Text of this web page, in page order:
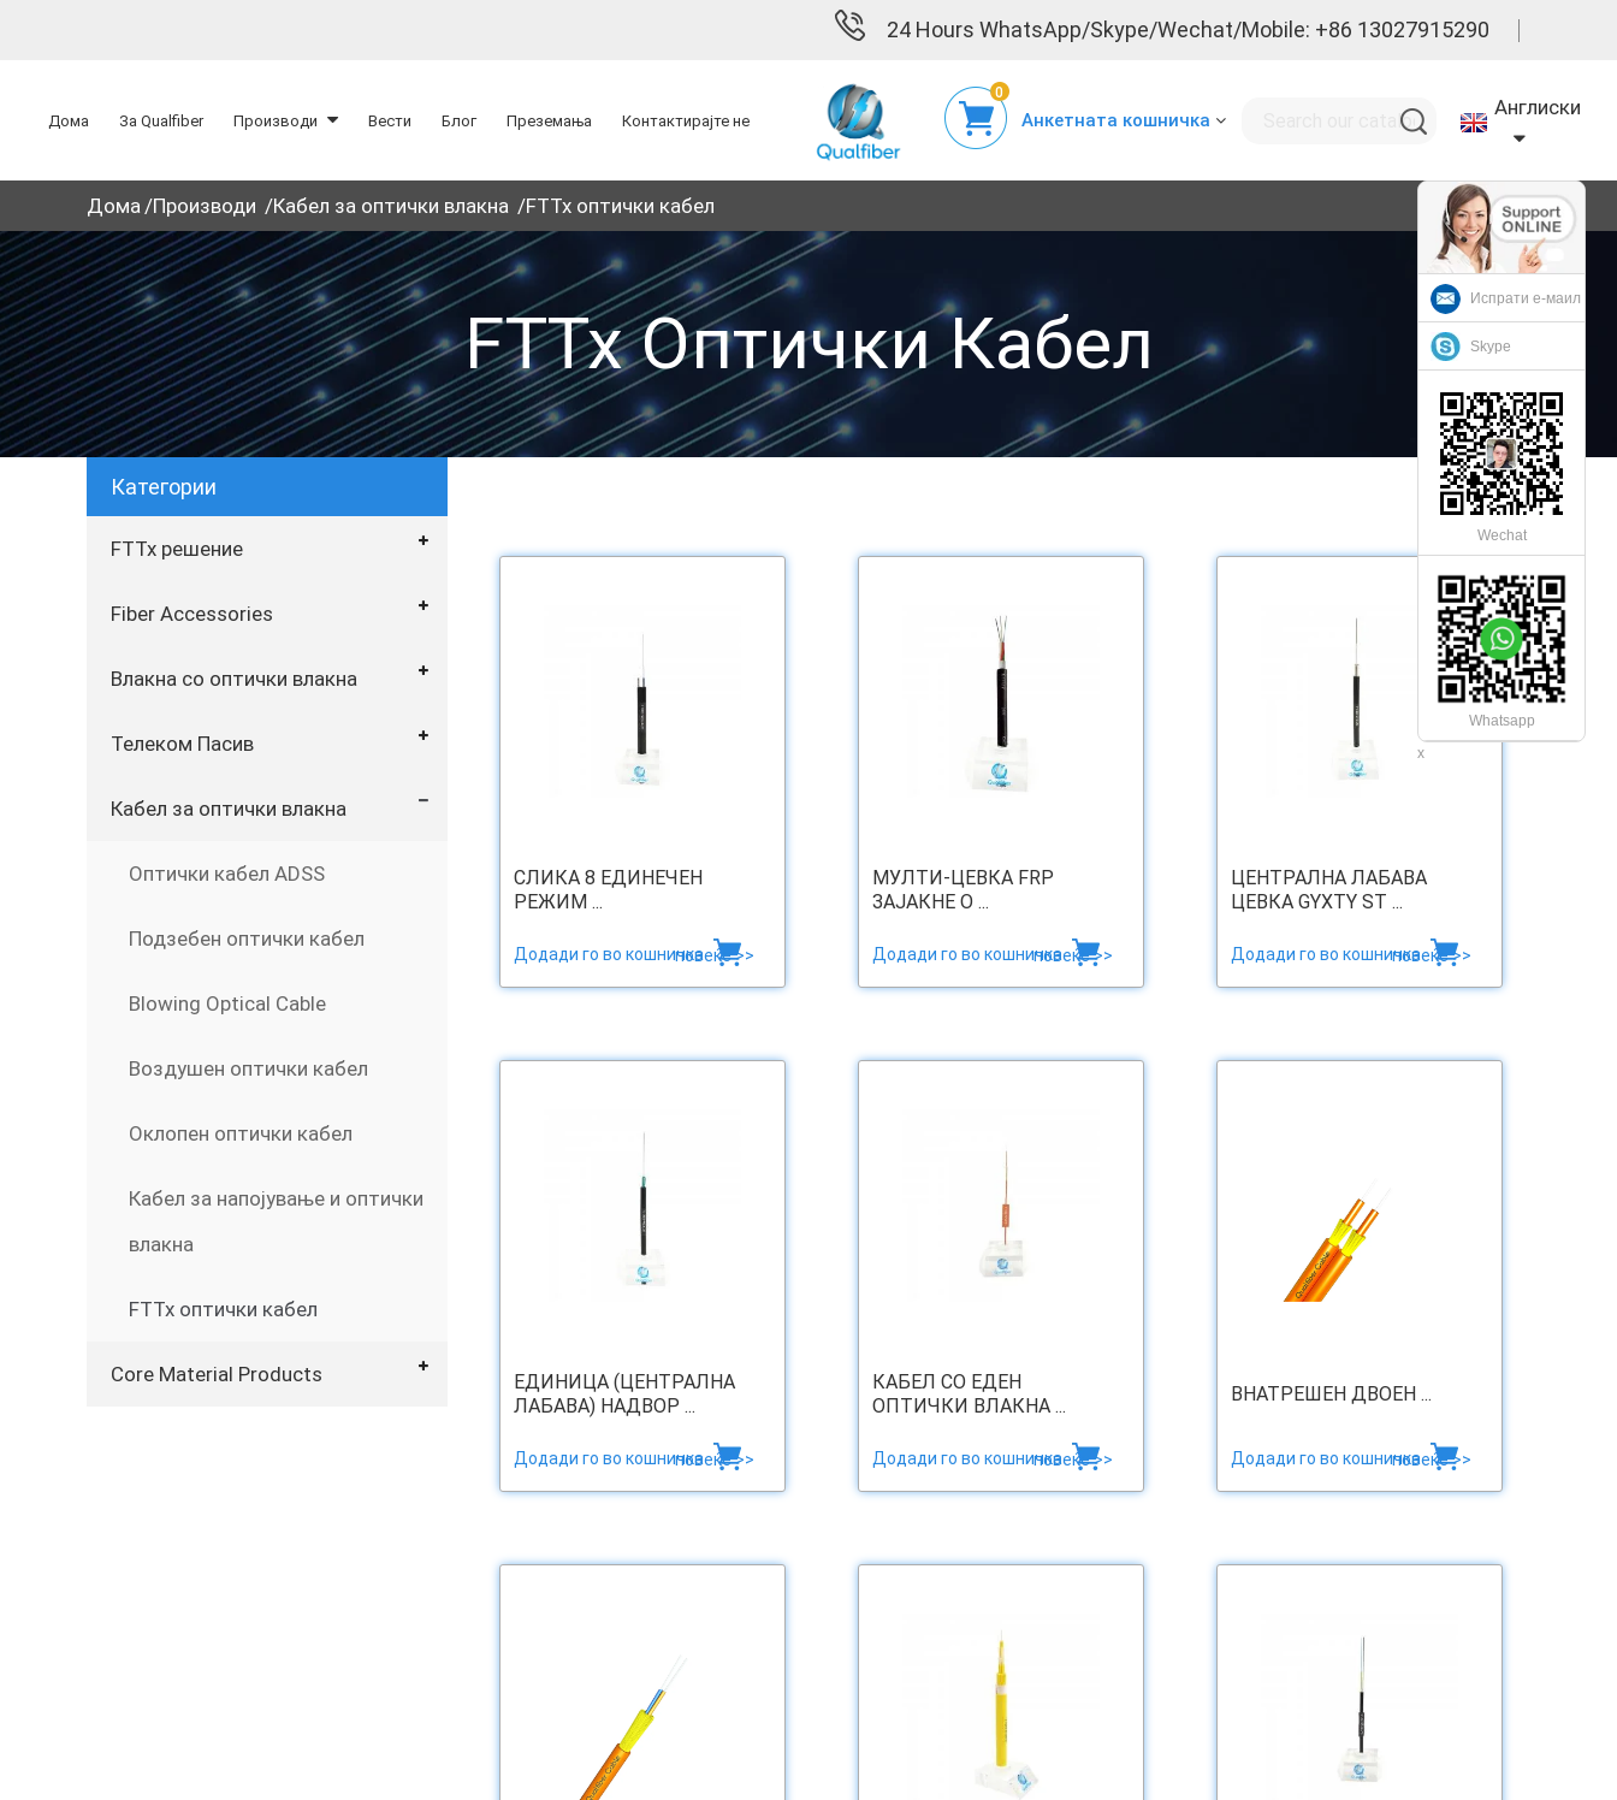
24 Hours WhatsApp/Skype/Wechat/Mobile: +86 13027915290
Дома За Qualfiber Производи Вести Блог Преземања Контактирајте не Анкетната кошничка
0
Англиски
Дома Производи Кабел за оптички влакна FTTx оптички кабел
FTTx Оптички Кабел
Категории
FTTx решение
Fiber Accessories
Влакна со оптички влакна
Телеком Пасив
Кабел за оптички влакна
Оптички кабел ADSS
Подзебен оптички кабел
Blowing Optical Cable
Воздушен оптички кабел
Оклопен оптички кабел
Кабел за напојување и оптички
влакна
FTTx оптички кабел
Core Material Products
СЛИКА 8 ЕДИНЕЧЕН
РЕЖИМ ...
Додади го во кошничкаповеќе >>
МУЛТИ-ЦЕВКА FRP
ЗАЈАКНЕ O ...
Додади го во кошничкаповеќе >>
ЦЕНТРАЛНА ЛАБАВА
ЦЕВКА GYXTY ST ...
Додади го во кошничкаповеќе >>
ЕДИНИЦА (ЦЕНТРАЛНА
ЛАБАВА) НАДВОР ...
Додади го во кошничкаповеќе >>
КАБЕЛ СО ЕДЕН
ОПТИЧКИ ВЛАКНА ...
Додади го во кошничкаповеќе >>
ВНАТРЕШЕН ДВОЕН ...
Додади го во кошничкаповеќе >>
Испрати е-маил
Skype
Wechat
Whatsapp
x